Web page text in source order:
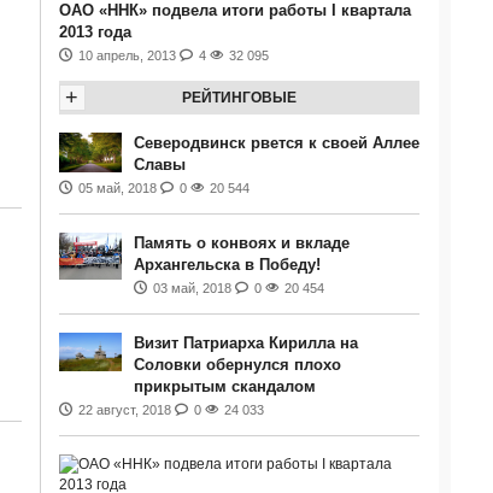
ОАО «ННК» подвела итоги работы I квартала
2013 года
10 апрель, 2013 4 32 095
РЕЙТИНГОВЫЕ
+
Северодвинск рвется к своей Аллее
Славы
05 май, 2018 0 20 544
Память о конвоях и вкладе
Архангельска в Победу!
03 май, 2018 0 20 454
Визит Патриарха Кирилла на
Соловки обернулся плохо
прикрытым скандалом
22 август, 2018 0 24 033